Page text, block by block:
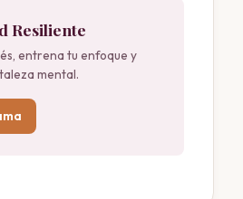
Resiliente
entrena tu enfoque y
mental.